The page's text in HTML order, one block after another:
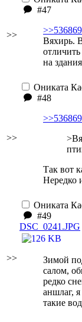
>>
#47
Вяхирь.
на
>>
Ониката
#48
Так вот
Нередко
>>
Ониката
#49
DSC_0241.JPG
Зимой
салом,
редко
аншлаг,
такие